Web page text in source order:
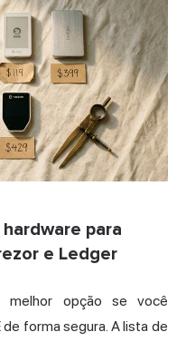
para
e Ledger
melhor opção se você
forma segura. A lista de